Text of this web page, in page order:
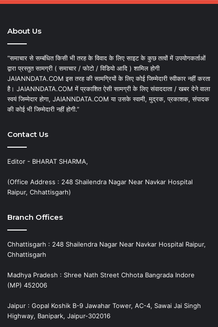
About Us
“समाचार से सम्बंधित किसी भी तरह के विवाद के लिए साइट के कुछ तत्वों में उपयोगकर्ताओं
द्वारा प्रस्तुत सामग्री ( समाचार / फोटो / विडियो आदि ) शामिल होगी
JAIANNDATA.COM इस तरह की सामग्रियों के लिए कोई जिम्मेदारी स्वीकार नहीं करता
है। JAIANNDATA.COM में प्रकाशित ऐसी सामग्री के लिए संवाददाता / खबर देने वाला
स्वयं जिम्मेदार होगा, JAIANNDATA.COM या उसके स्वामी, मुद्रक, प्रकाशक, संपादक
की कोई भी जिम्मेदारी नहीं होगी.”
Contact Us
Editor - BHARAT SHARMA,
(Office Address : 248 Shailendra Nagar Near Navkar Hospital
Raipur, Chhattisgarh)
Branch Offices
Chhattisgarh : 248 Shailendra Nagar Near Navkar Hospital Raipur,
Chhattisgarh
Madhya Pradesh : Shree Nath Street Chhota Bangrada Indore
(MP) 452006
Jaipur : Gopal Koshik B-9 Jawahar Tower, AC-4, Sawai Jai Singh
Highway, Banipark, Jaipur-302016